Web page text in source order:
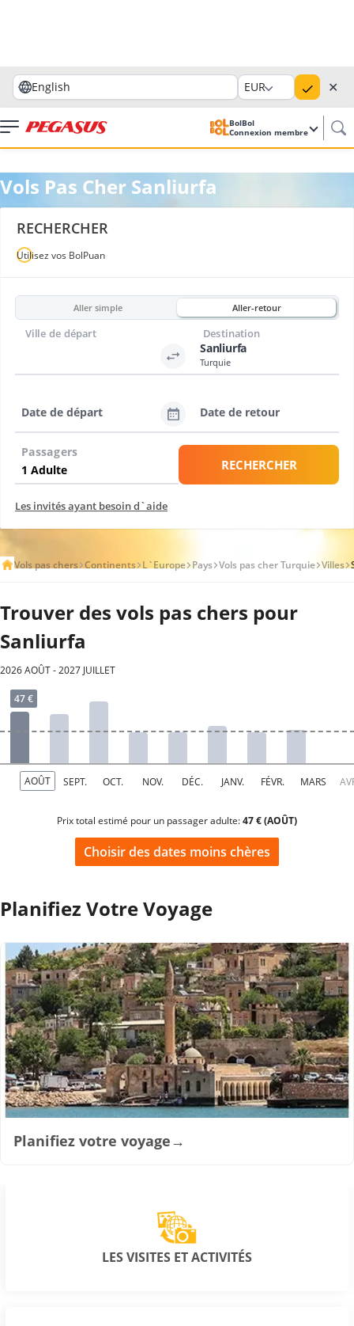
English EUR ✕
BolBol
Connexion membre
Vols Pas Cher Sanliurfa
RECHERCHER
Utilisez vos BolPuan
Aller simple Aller-retour
Ville de départ
Sanliurfa
Turquie
Destination
Date de départ Date de retour
Passagers
RECHERCHER
Les invités ayant besoin d`aide
Vols pas chers Continents L`Europe Pays Vols pas cher Turquie Villes
Trouver des vols pas chers pour
Sanliurfa
2026 AOÛT - 2027 JUILLET
Prix total estimé pour un passager adulte:47 € (AOÛT)
Choisir des dates moins chères
Planifiez Votre Voyage
Planifiez votre voyage→
LES VISITES ET ACTIVITÉS